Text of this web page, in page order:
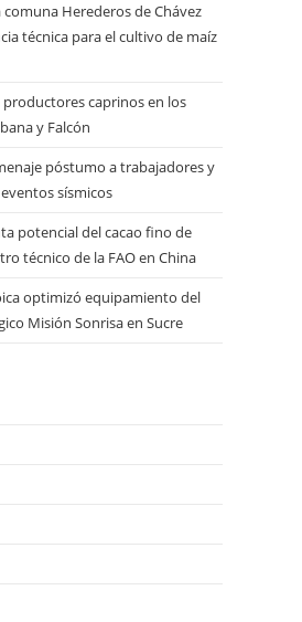
Herederos de Chávez
técnica para el cultivo de maíz
caprinos en los
y Falcón
póstumo a trabajadores y
sísmicos
potencial del cacao fino de
técnico de la FAO en China
optimizó equipamiento del
Misión Sonrisa en Sucre